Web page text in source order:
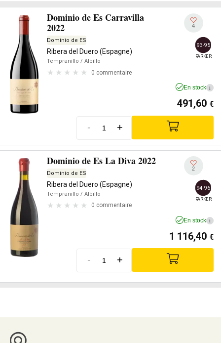
Dominio de Es Carravilla
2022
Dominio de ES
Ribera del Duero (Espagne)
Tempranillo / Albillo
0 commentaire
4
93-95
PARKER
En stock i
491,60 €
- +
Dominio de Es La Diva 2022
Dominio de ES
Ribera del Duero (Espagne)
Tempranillo / Albillo
0 commentaire
2
94-96
PARKER
En stock i
1 116,40 €
- +